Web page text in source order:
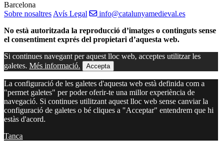
Barcelona
Sobre nosaltres Avís Legal
info@catalunyamedieval.es
No està autoritzada la reproducció d’imatges o continguts sense
el consentiment exprés del propietari d’aquesta web.
Si continues navegant per aquest lloc web, acceptes utilitzar les
galetes. Més informació. Accepta
La configuració de les galetes d'aquesta web està definida com a
"permet galetes" per poder oferir-te una millor experiència de
navegació. Si continues utilitzant aquest lloc web sense canviar la
configuració de galetes o bé cliques a "Acceptar" entendrem que hi
estàs d'acord.
Tanca